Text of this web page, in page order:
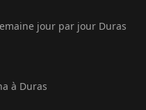
jour par jour Duras
à Duras